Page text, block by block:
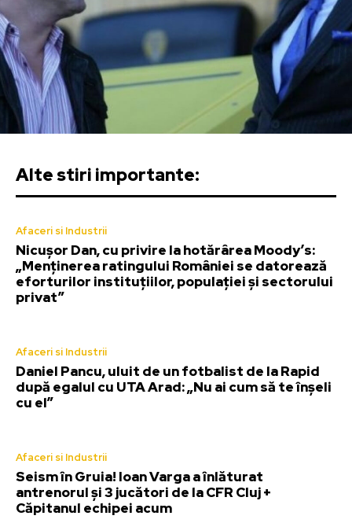
Alte stiri importante:
Afaceri si Industrii
Nicușor Dan, cu privire la hotărârea Moody’s:
„Menținerea ratingului României se datorează
eforturilor instituțiilor, populației și sectorului
privat”
Afaceri si Industrii
Daniel Pancu, uluit de un fotbalist de la Rapid
după egalul cu UTA Arad: „Nu ai cum să te înșeli
cu el”
Afaceri si Industrii
Seism în Gruia! Ioan Varga a înlăturat
antrenorul și 3 jucători de la CFR Cluj +
Căpitanul echipei acum